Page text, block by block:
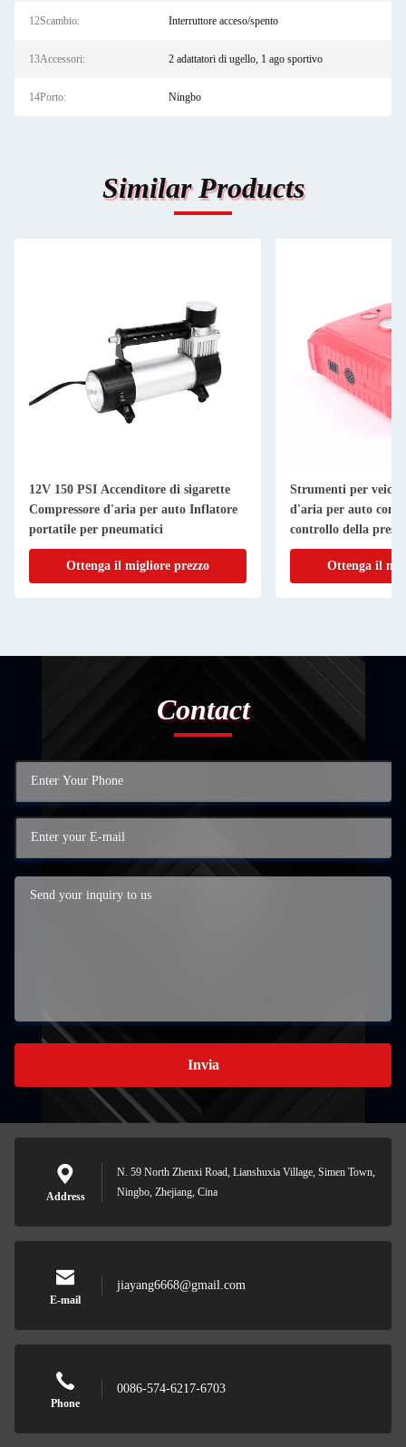
12Scambio: Interruttore acceso/spento
13Accessori: 2 adattatori di ugello, 1 ago sportivo
14Porto: Ningbo
Similar Products
12V 150 PSI Accenditore di sigarette
Compressore d'aria per auto Inflatore
portatile per pneumatici
Ottenga il migliore prezzo
Strumenti per
d'aria per auto con
controllo della
Ottenga il
Contact
Invia
Address
N. 59 North Zhenxi Road, Lianshuxia Village, Simen Town,
Ningbo, Zhejiang, Cina
E-mail
jiayang6668@gmail.com
Phone
0086-574-6217-6703